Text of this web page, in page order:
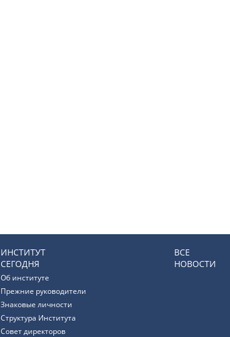
ИНСТИТУТ
СЕГОДНЯ
Об институте
Прежние руководители
Знаковые личности
Структура Института
Совет директоров
ВСЕ
НОВОСТИ